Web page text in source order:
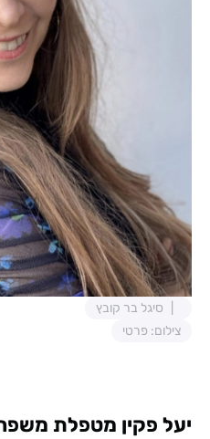
סיגל בר קובץ
צילום: פרטי
יעל פקין מטפלת